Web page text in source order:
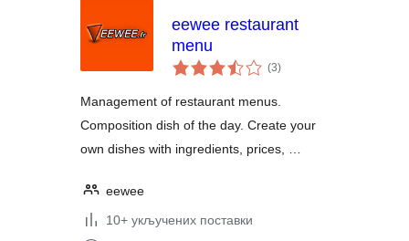
eewee restaurant
menu
(3укупних
оцена
)
Management of restaurant menus.
Composition dish of the day. Create your
own dishes with ingredients, prices, …
eewee
10+ укључених поставки